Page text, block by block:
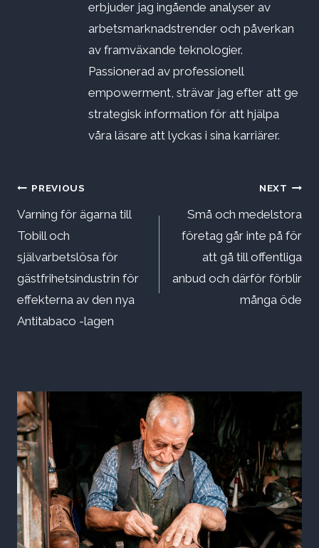
erbjuder jag ingående analyser av
arbetsmarknadstrender och påverkan
av framväxande teknologier.
Passionerad av professionell
empowerment, strävar jag efter att ge
strategisk information för att hjälpa
våra läsare att lyckas i sina karriärer.
Inläggsnavigering
PREVIOUS
Varning för ägarna till
Tobill och
självarbetslösa för
gästfrihetsindustrin för
effekterna av den nya
Antitabaco -lagen
NEXT
Små och medelstora
företag går inte på för
att gå till offentliga
anbud och därför förblir
många öde